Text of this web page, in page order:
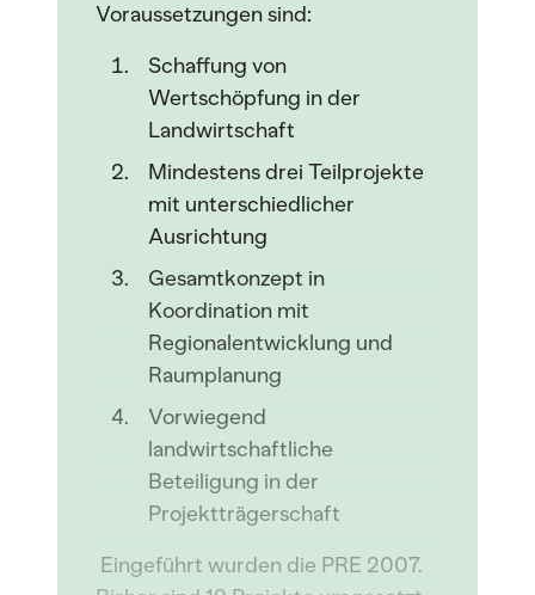
Voraussetzungen sind:
Schaffung von
Wertschöpfung in der
Landwirtschaft
Mindestens drei Teilprojekte
mit unterschiedlicher
Ausrichtung
Gesamtkonzept in
Koordination mit
Regionalentwicklung und
Raumplanung
Vorwiegend
landwirtschaftliche
Beteiligung in der
Projektträgerschaft
Eingeführt wurden die PRE 2007.